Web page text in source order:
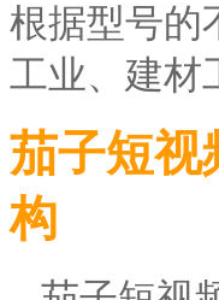
根据型号的
工业、建材
茄子短视
构